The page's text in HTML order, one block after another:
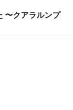
〜クアラルンプ